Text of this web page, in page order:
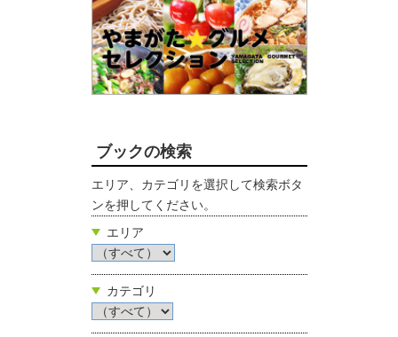
ブックの検索
エリア、カテゴリを選択して検索ボタ
ンを押してください。
エリア
カテゴリ